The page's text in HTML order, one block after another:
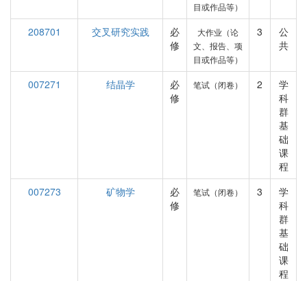
目或作品等）
208701 交叉研究实践
必
修
大作业（论
文、报告、项
目或作品等）
3
公
共
007271 结晶学
必
修
笔试（闭卷） 2
学
科
群
基
础
课
程
007273
矿物学
必
修
笔试（闭卷） 3
学
科
群
基
础
课
程